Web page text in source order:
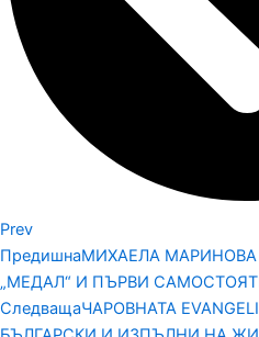
Prev
ПредишнаМИХАЕЛА
„МЕДАЛ“ И ПЪРВИ
СледващаЧАРОВНАТА